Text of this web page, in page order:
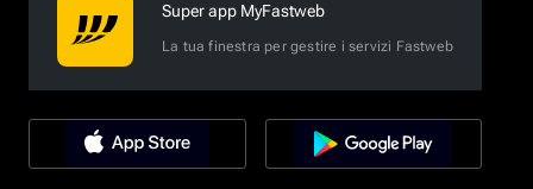
Super app MyFastweb
La tua finestra per gestire i servizi Fastweb